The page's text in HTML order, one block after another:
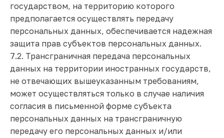
государством, на территорию которого
предполагается осуществлять передачу
персональных данных, обеспечивается надежная
защита прав субъектов персональных данных.
7.2. Трансграничная передача персональных
данных на территории иностранных государств,
не отвечающих вышеуказанным требованиям,
может осуществляться только в случае наличия
согласия в письменной форме субъекта
персональных данных на трансграничную
передачу его персональных данных и/или